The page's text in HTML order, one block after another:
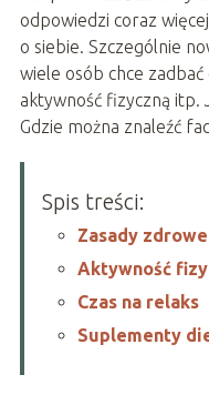
odpowiedzi coraz
o siebie. Szczególnie
wiele osób chce
aktywność fizyczną itp.
Gdzie można znaleźć
Spis treści:
Zasady
Aktywność
Czas na relaks
Suplementy